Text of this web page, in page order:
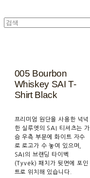
005 Bourbon
Whiskey SAI T-
Shirt Black
프리미엄 원단을 사용한 넉넉
한 실루엣의 SAI 티셔츠는 가
슴 우측 부분에 화이트 자수
로 로고가 수 놓여 있으며,
SAI의 브랜딩 타이벡
(Tyvek) 패치가 뒷면에 포인
트로 위치해 있습니다.